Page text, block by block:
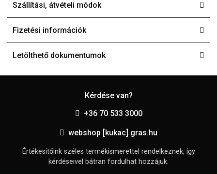
Szállítási, átvételi módok
Fizetési információk
Letölthető dokumentumok
Kérdése van?
+36 70 533 3000
webshop [kukac] gras.hu
Értékesítőink széles termékismerettel rendelkeznek, így
kérdéseivel bátran fordulhat hozzájuk.